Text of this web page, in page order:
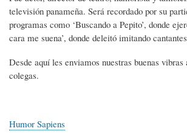
televisión panameña. Será recordado por su
programas como ‘Buscando a Pepito’, donde
cara me suena’, donde deleitó imitando
Desde aquí les enviamos nuestras buenas
colegas.
Humor Sapiens